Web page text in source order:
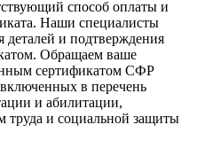
способ оплаты и
Наши специалисты
деталей и подтверждения
Обращаем ваше
сертификатом СФР
в перечень
и абилитации,
и социальной защиты